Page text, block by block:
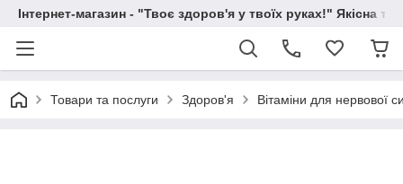
Інтернет-магазин - "Твоє здоров'я у твоїх руках!" Якісна
Товари та послуги Здоров'я Вітаміни для нервової